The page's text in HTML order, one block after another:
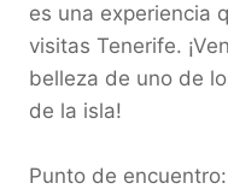
es una experiencia
visitas Tenerife.
belleza de uno de
de la isla!
Punto de encuentro: